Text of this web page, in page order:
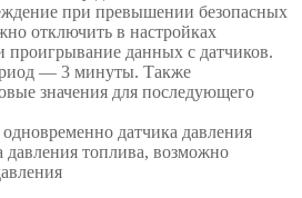
при превышении безопасных
отключить в настройках
проигрывание данных с датчиков.
— 3 минуты. Также
значения для последующего
датчика давления
давления топлива, возможно